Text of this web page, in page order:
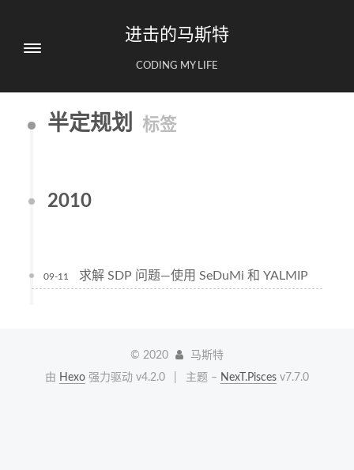
进击的马斯特
CODING MY LIFE
半定规划 标签
2010
09-11 求解 SDP 问题—使用 SeDuMi 和 YALMIP
© 2020
马斯特
由 Hexo 强力驱动 v4.2.0 主题 – NexT.Pisces v7.7.0